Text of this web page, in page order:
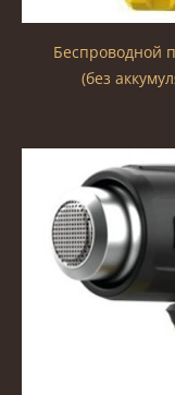
Беспроводной
(без